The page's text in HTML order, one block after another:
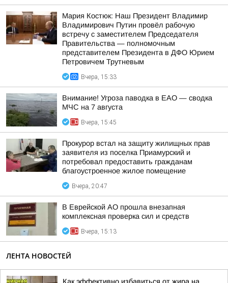
Мария Костюк: Наш Президент Владимир
Владимирович Путин провёл рабочую
встречу с заместителем Председателя
Правительства — полномочным
представителем Президента в ДФО Юрием
Петровичем Трутневым
Вчера, 15:33
Внимание! Угроза паводка в ЕАО — сводка
МЧС на 7 августа
Вчера, 15:45
Прокурор встал на защиту жилищных прав
заявителя из поселка Приамурский и
потребовал предоставить гражданам
благоустроенное жилое помещение
Вчера, 20:47
В Еврейской АО прошла внезапная
комплексная проверка сил и средств
Вчера, 15:13
ЛЕНТА НОВОСТЕЙ